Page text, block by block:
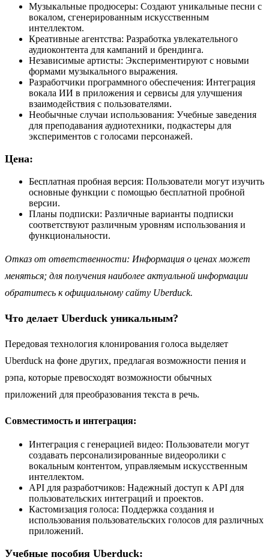
Музыкальные продюсеры: Создают уникальные песни с
вокалом, сгенерированным искусственным
интеллектом.
Креативные агентства: Разработка увлекательного
аудиоконтента для кампаний и брендинга.
Независимые артисты: Экспериментируют с новыми
формами музыкального выражения.
Разработчики программного обеспечения: Интеграция
вокала ИИ в приложения и сервисы для улучшения
взаимодействия с пользователями.
Необычные случаи использования: Учебные заведения
для преподавания аудиотехники, подкастеры для
экспериментов с голосами персонажей.
Цена:
Бесплатная пробная версия: Пользователи могут изучить
основные функции с помощью бесплатной пробной
версии.
Планы подписки: Различные варианты подписки
соответствуют различным уровням использования и
функциональности.
Отказ от ответственности: Информация о ценах может
меняться; для получения наиболее актуальной информации
обратитесь к официальному сайту Uberduck.
Что делает Uberduck уникальным?
Передовая технология клонирования голоса выделяет
Uberduck на фоне других, предлагая возможности пения и
рэпа, которые превосходят возможности обычных
приложений для преобразования текста в речь.
Совместимость и интеграция:
Интеграция с генерацией видео: Пользователи могут
создавать персонализированные видеоролики с
вокальным контентом, управляемым искусственным
интеллектом.
API для разработчиков: Надежный доступ к API для
пользовательских интеграций и проектов.
Кастомизация голоса: Поддержка создания и
использования пользовательских голосов для различных
приложений.
Учебные пособия Uberduck: